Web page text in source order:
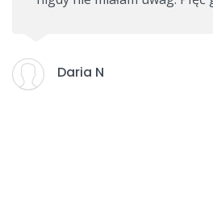
Daria N
Michalina K
Klaudia K